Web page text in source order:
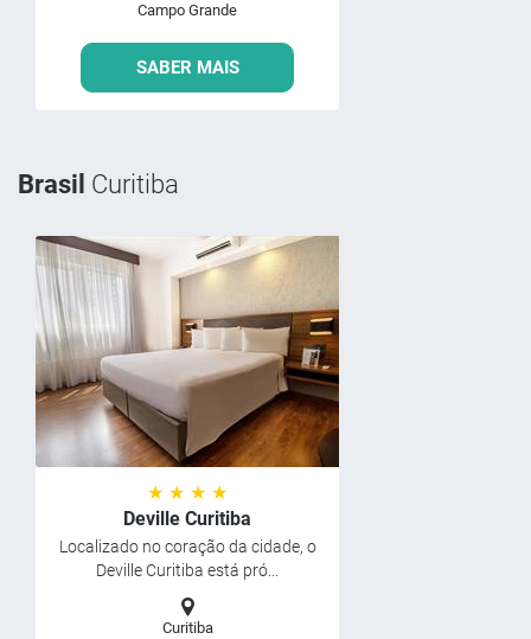
Campo Grande
SABER MAIS
Brasil Curitiba
★ ★ ★ ★
Deville Curitiba
Localizado no coração da cidade, o
Deville Curitiba está pró...
Curitiba